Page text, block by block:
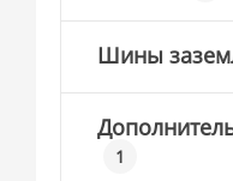
Шины
1